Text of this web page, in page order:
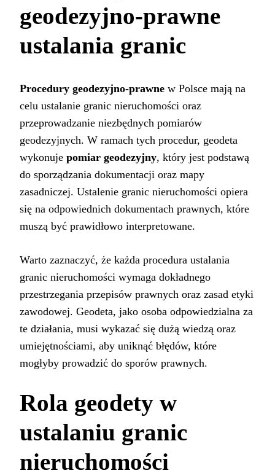
geodezyjno-prawne
ustalania granic
Procedury geodezyjno-prawne w Polsce mają na
celu ustalanie granic nieruchomości oraz
przeprowadzanie niezbędnych pomiarów
geodezyjnych. W ramach tych procedur, geodeta
wykonuje pomiar geodezyjny, który jest podstawą
do sporządzania dokumentacji oraz mapy
zasadniczej. Ustalenie granic nieruchomości opiera
się na odpowiednich dokumentach prawnych, które
muszą być prawidłowo interpretowane.
Warto zaznaczyć, że każda procedura ustalania
granic nieruchomości wymaga dokładnego
przestrzegania przepisów prawnych oraz zasad etyki
zawodowej. Geodeta, jako osoba odpowiedzialna za
te działania, musi wykazać się dużą wiedzą oraz
umiejętnościami, aby uniknąć błędów, które
mogłyby prowadzić do sporów prawnych.
Rola geodety w
ustalaniu granic
nieruchomości